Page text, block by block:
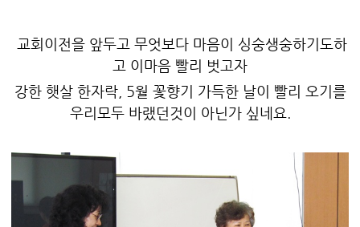
교회이전을 앞두고 무엇보다 마음이 싱숭생숭하기도하
고 이마음 빨리 벗고자
강한 햇살 한자락, 5월 꽃향기 가득한 날이 빨리 오기를
우리모두 바랬던것이 아닌가 싶네요.